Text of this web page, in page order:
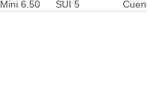
Mini 6.50 SUI 5